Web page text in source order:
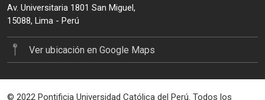
Av. Universitaria 1801 San Miguel,
15088, Lima - Perú
Ver ubicación en Google Maps
© 2022 Pontificia Universidad Católica del Perú. Todos los